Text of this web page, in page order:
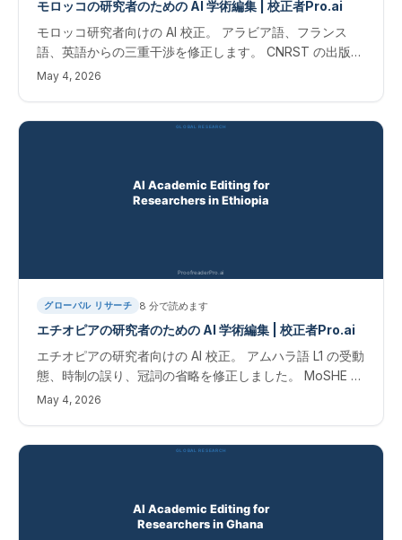
モロッコの研究者のための AI 学術編集 | 校正者Pro.ai
モロッコ研究者向けの AI 校正。 アラビア語、フランス
語、英語からの三重干渉を修正します。 CNRST の出版
物。 モロッコ研究者のための学術編集
May 4, 2026
グローバル リサーチ 8 分で読めます
エチオピアの研究者のための AI 学術編集 | 校正者Pro.ai
エチオピアの研究者向けの AI 校正。 アムハラ語 L1 の受動
態、時制の誤り、冠詞の省略を修正しました。 MoSHE の
出版要件。
May 4, 2026